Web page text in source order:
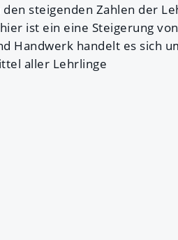
den steigenden Zahlen der
ist ein eine Steigerung
Handwerk handelt es sich
aller Lehrlinge